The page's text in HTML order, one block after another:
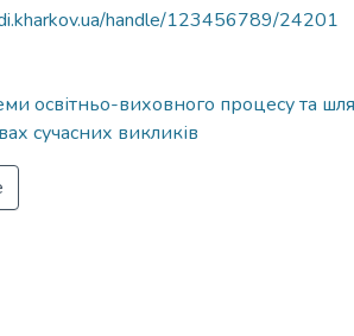
handle/123456789/24201
освітньо-виховного процесу та
сучасних викликів